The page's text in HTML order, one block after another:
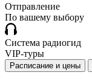
Отправление
По вашему выбору
Система радиогид
VIP-туры
Расписание и цены